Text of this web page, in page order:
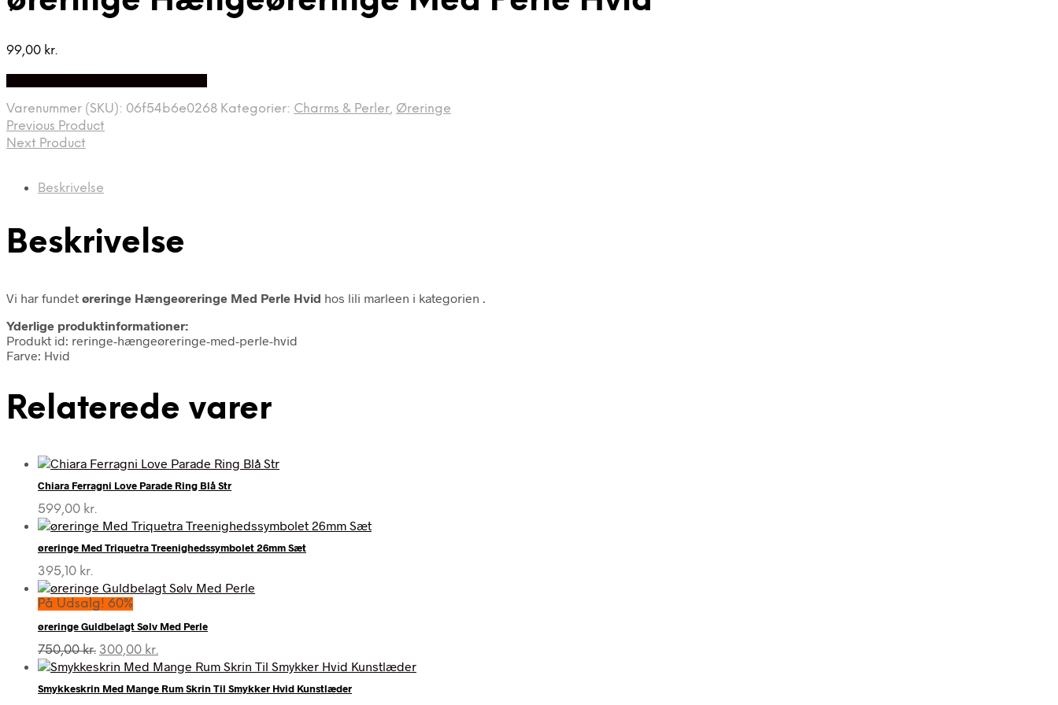
99,00 kr.
Varenummer (SKU): 06f54b6e0268 Kategorier: Charms & Perler, Øreringe
Previous Product
Next Product
Beskrivelse
Beskrivelse
Vi har fundet øreringe Hængeøreringe Med Perle Hvid hos lili marleen i kategorien
Yderlige produktinformationer:
Produkt id: reringe-hængeøreringe-med-perle-hvid
Farve: Hvid
Relaterede varer
Chiara Ferragni Love Parade Ring Blå Str
599,00 kr.
øreringe Med Triquetra Treenighedssymbolet 26mm Sæt
395,10 kr.
På Udsalg! 60%
øreringe Guldbelagt Sølv Med Perle
750,00kr. Den
oprindelige
var:
300,00 kr.
aktuelle
er:
Smykkeskrin Med Mange Rum Skrin Til Smykker Hvid Kunstlæder